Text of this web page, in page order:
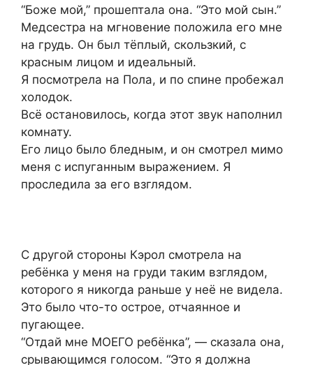
“Боже мой,” прошептала она. “Это мой сын.”
Медсестра на мгновение положила его мне
на грудь. Он был тёплый, скользкий, с
красным лицом и идеальный.
Я посмотрела на Пола, и по спине пробежал
холодок.
Всё остановилось, когда этот звук наполнил
комнату.
Его лицо было бледным, и он смотрел мимо
меня с испуганным выражением. Я
проследила за его взглядом.
С другой стороны Кэрол смотрела на
ребёнка у меня на груди таким взглядом,
которого я никогда раньше у неё не видела.
Это было что-то острое, отчаянное и
пугающее.
“Отдай мне МОЕГО ребёнка”, — сказала она,
срывающимся голосом. “Это я должна